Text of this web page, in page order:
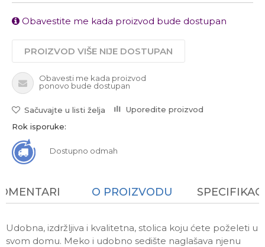
Obavestite me kada proizvod bude dostupan
PROIZVOD VIŠE NIJE DOSTUPAN
Obavesti me kada proizvod
ponovo bude dostupan
Sačuvajte u listi želja
Uporedite proizvod
Rok isporuke:
Dostupno odmah
O PROIZVODU
Udobna, izdržljiva i kvalitetna, stolica koju ćete poželeti u
svom domu. Meko i udobno sedište naglašava njenu